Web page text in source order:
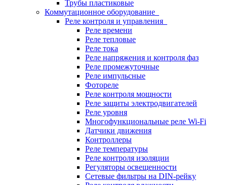
Трубы пластиковые
Коммутационное оборудование
Реле контроля и управления
Реле времени
Реле тепловые
Реле тока
Реле напряжения и контроля фаз
Реле промежуточные
Реле импульсные
Фотореле
Реле контроля мощности
Реле защиты электродвигателей
Реле уровня
Многофункциональные реле Wi-Fi
Датчики движения
Контроллеры
Реле температуры
Реле контроля изоляции
Регуляторы освещенности
Сетевые фильтры на DIN-рейку